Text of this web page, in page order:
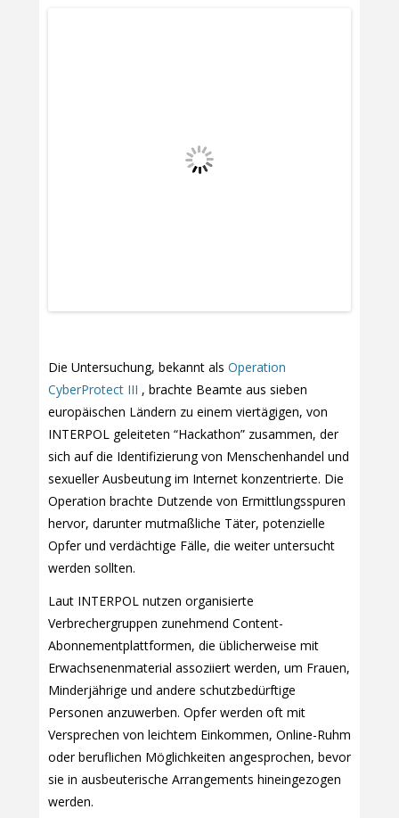
Die Untersuchung, bekannt als Operation
CyberProtect III , brachte Beamte aus sieben
europäischen Ländern zu einem viertägigen, von
INTERPOL geleiteten “Hackathon” zusammen, der
sich auf die Identifizierung von Menschenhandel und
sexueller Ausbeutung im Internet konzentrierte. Die
Operation brachte Dutzende von Ermittlungsspuren
hervor, darunter mutmaßliche Täter, potenzielle
Opfer und verdächtige Fälle, die weiter untersucht
werden sollten.
Laut INTERPOL nutzen organisierte
Verbrechergruppen zunehmend Content-
Abonnementplattformen, die üblicherweise mit
Erwachsenenmaterial assoziiert werden, um Frauen,
Minderjährige und andere schutzbedürftige
Personen anzuwerben. Opfer werden oft mit
Versprechen von leichtem Einkommen, Online-Ruhm
oder beruflichen Möglichkeiten angesprochen, bevor
sie in ausbeuterische Arrangements hineingezogen
werden.